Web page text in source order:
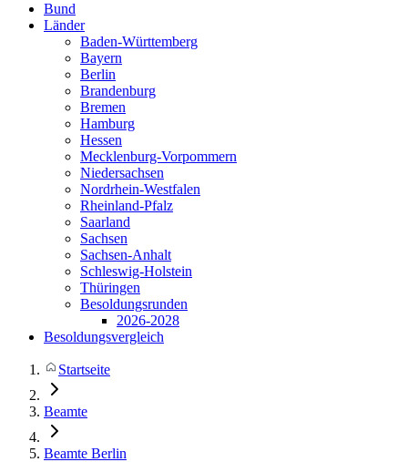
Bund
Länder
Baden-Württemberg
Bayern
Berlin
Brandenburg
Bremen
Hamburg
Hessen
Mecklenburg-Vorpommern
Niedersachsen
Nordrhein-Westfalen
Rheinland-Pfalz
Saarland
Sachsen
Sachsen-Anhalt
Schleswig-Holstein
Thüringen
Besoldungsrunden
2026-2028
Besoldungsvergleich
Startseite
Beamte
Beamte Berlin